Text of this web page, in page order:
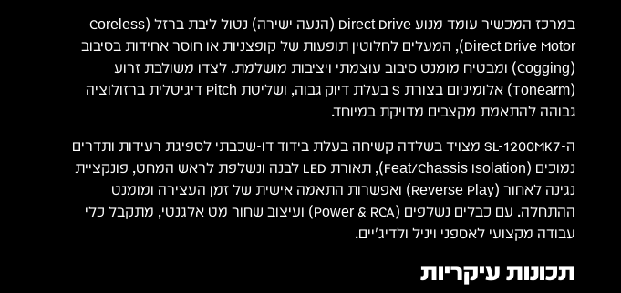
במרכז המכשיר עומד מנוע Direct Drive (הנעה ישירה) נטול ליבת ברזל (Coreless
Direct Drive Motor), המעלים לחלוטין תופעות של קופצניות או חוסר אחידות בסיבוב
(Cogging) ומבטיח מומנט סיבוב עוצמתי ויציבות מושלמת. לצדו משולבת זרוע
(Tonearm) אלומיניום בצורת S בעלת דיוק גבוה, ושליטת Pitch דיגיטלית ברזולוציה
גבוהה להתאמת מקצבים מדויקת במיוחד.
ה-SL-1200MK7 מצויד בשלדה קשיחה בעלת בידוד דו-שכבתי לספיגת רעידות ותדרים
נמוכים (Feat/Chassis Isolation), תאורת LED לבנה ונשלפת לראש המחט, פונקציית
נגינה לאחור (Reverse Play) ואפשרות התאמה אישית של זמן העצירה ומומנט
ההתחלה. עם כבלים נשלפים (Power & RCA) ועיצוב שחור מט אלגנטי, מתקבל כלי
עבודה מקצועי לאספני ויניל ולדיג'יים.
תכונות עיקריות